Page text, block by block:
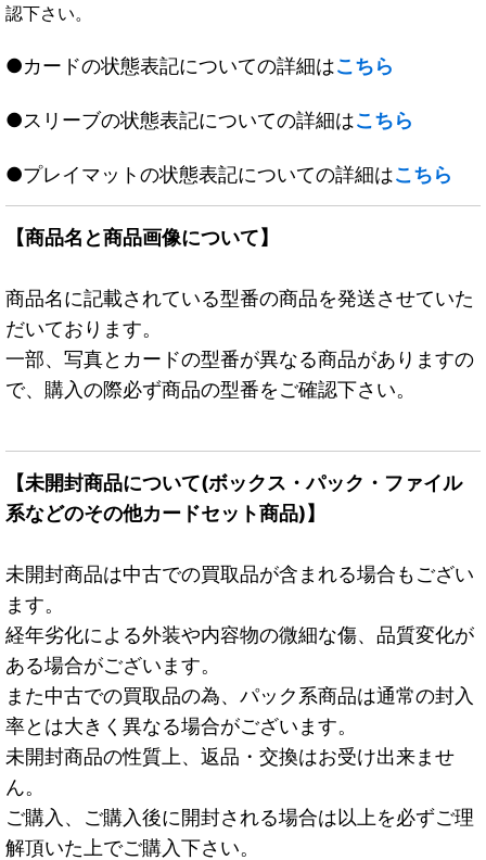
認下さい。
●カードの状態表記についての詳細はこちら
●スリーブの状態表記についての詳細はこちら
●プレイマットの状態表記についての詳細はこちら
【商品名と商品画像について】
商品名に記載されている型番の商品を発送させていた
だいております。
一部、写真とカードの型番が異なる商品がありますの
で、購入の際必ず商品の型番をご確認下さい。
【未開封商品について(ボックス・パック・ファイル
系などのその他カードセット商品)】
未開封商品は中古での買取品が含まれる場合もござい
ます。
経年劣化による外装や内容物の微細な傷、品質変化が
ある場合がございます。
また中古での買取品の為、パック系商品は通常の封入
率とは大きく異なる場合がございます。
未開封商品の性質上、返品・交換はお受け出来ませ
ん。
ご購入、ご購入後に開封される場合は以上を必ずご理
解頂いた上でご購入下さい。